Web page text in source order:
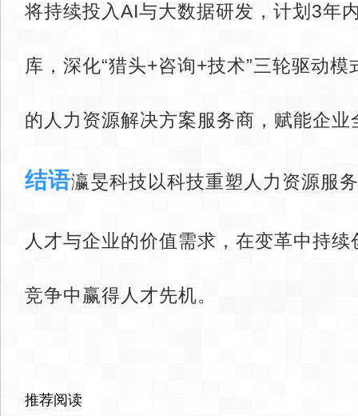
将持续投入AI与大数据研发，计划3年
库，深化“猎头+咨询+技术”三轮驱动
的人力资源解决方案服务商，赋能企业
结语瀛旻科技以科技重塑人力资源服
人才与企业的价值需求，在变革中持
竞争中赢得人才先机。
推荐阅读